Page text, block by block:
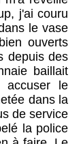
j'ai couru
le vase
ouverts
depuis des
baillait
le
dans la
de service
la police